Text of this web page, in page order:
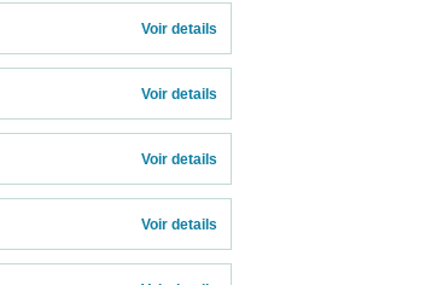
Voir details
Voir details
Voir details
Voir details